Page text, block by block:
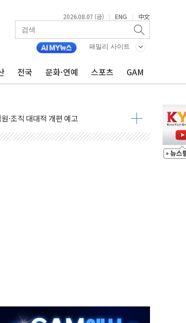
2026.08.07 (금) | ENG | 中文
패밀리 사이트
전국 문화·연예 스포츠 GAM
배구조 다시 요동
전부문 약진
에 사활
반발…"정책 신뢰 뒤집어"
리호 5기분 엔진 구성품' 수주
초반대 등락"
선서 낙선
해외 자회사가 이끈 '더블 성장'
계 "처절한 역사를 말장난으로" 비판
…AI 금융데이터 분석 과정 개설
도 흔들려선 안돼"